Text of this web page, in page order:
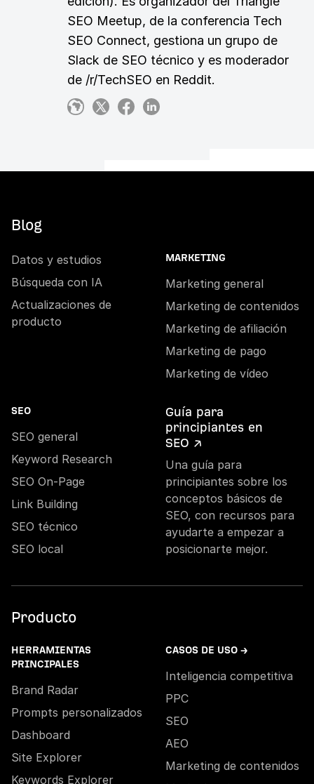
SEO Meetup, de la conferencia Tech
SEO Connect, gestiona un grupo de
Slack de SEO técnico y es moderador
de /r/TechSEO en Reddit.
Blog
Datos y estudios
Búsqueda con IA
Actualizaciones de
producto
MARKETING
Marketing general
Marketing de contenidos
Marketing de afiliación
Marketing de pago
Marketing de vídeo
SEO
SEO general
Keyword Research
SEO On-Page
Link Building
SEO técnico
SEO local
Guía para
principiantes en
SEO ↗
Una guía para
principiantes sobre los
conceptos básicos de
SEO, con recursos para
ayudarte a empezar a
posicionarte mejor.
Producto
HERRAMIENTAS
PRINCIPALES
Brand Radar
Prompts personalizados
Dashboard
Site Explorer
Keywords Explorer
CASOS DE USO →
Inteligencia competitiva
PPC
SEO
AEO
Marketing de contenidos